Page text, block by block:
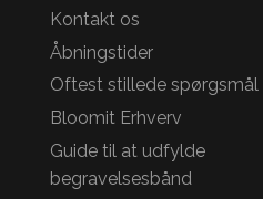
Kontakt os
Åbningstider
Oftest stillede spørgsmål
Bloomit Erhverv
Guide til at udfylde
begravelsesbånd